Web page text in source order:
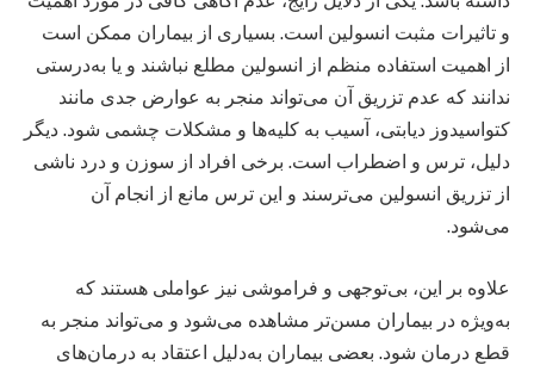
و تاثیرات مثبت انسولین است. بسیاری از بیماران ممکن است
از اهمیت استفاده منظم از انسولین مطلع نباشند و یا به‌درستی
ندانند که عدم تزریق آن می‌تواند منجر به عوارض جدی مانند
کتواسیدوز دیابتی، آسیب به کلیه‌ها و مشکلات چشمی شود. دیگر
دلیل، ترس و اضطراب است. برخی افراد از سوزن و درد ناشی
از تزریق انسولین می‌ترسند و این ترس مانع از انجام آن
می‌شود.
علاوه بر این، بی‌توجهی و فراموشی نیز عواملی هستند که
به‌ویژه در بیماران مسن‌تر مشاهده می‌شود و می‌تواند منجر به
قطع درمان شود. بعضی بیماران به‌دلیل اعتقاد به درمان‌های